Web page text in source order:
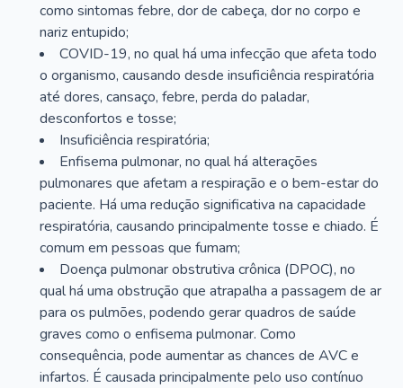
como sintomas febre, dor de cabeça, dor no corpo e
nariz entupido;
COVID-19, no qual há uma infecção que afeta todo
o organismo, causando desde insuficiência respiratória
até dores, cansaço, febre, perda do paladar,
desconfortos e tosse;
Insuficiência respiratória;
Enfisema pulmonar, no qual há alterações
pulmonares que afetam a respiração e o bem-estar do
paciente. Há uma redução significativa na capacidade
respiratória, causando principalmente tosse e chiado. É
comum em pessoas que fumam;
Doença pulmonar obstrutiva crônica (DPOC), no
qual há uma obstrução que atrapalha a passagem de ar
para os pulmões, podendo gerar quadros de saúde
graves como o enfisema pulmonar. Como
consequência, pode aumentar as chances de AVC e
infartos. É causada principalmente pelo uso contínuo